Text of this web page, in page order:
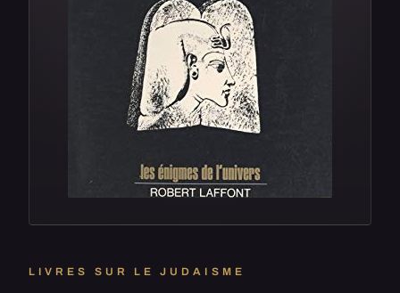
LIVRES SUR LE JUDAISME